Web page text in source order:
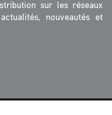
sur les réseaux
nouveautés et